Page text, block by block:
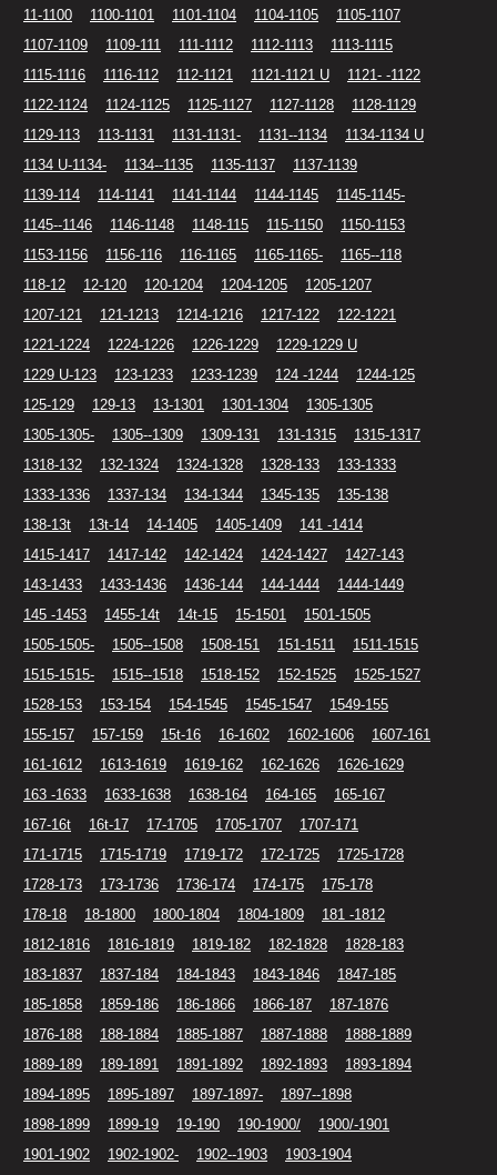
11-1100
1100-1101 1101-1104 1104-1105
1105-1107
1107-1109
1109-111 111-1112 1112-1113
1113-1115
1115-1116
1116-112 112-1121 1121-1121 U
1121- -1122
1122-1124
1124-1125 1125-1127 1127-1128
1128-1129
1129-113
113-1131 1131-1131- 1131--1134
1134-1134 U
1134 U-1134-
1134--1135 1135-1137
1137-1139
1139-114
114-1141 1141-1144 1144-1145
1145-1145-
1145--1146
1146-1148 1148-115 115-1150
1150-1153
1153-1156
1156-116 116-1165 1165-1165-
1165--118
118-12
12-120 120-1204 1204-1205
1205-1207
1207-121
121-1213 1214-1216 1217-122
122-1221
1221-1224
1224-1226 1226-1229
1229-1229 U
1229 U-123
123-1233 1233-1239 124 -1244
1244-125
125-129
129-13 13-1301 1301-1304
1305-1305
1305-1305-
1305--1309 1309-131 131-1315
1315-1317
1318-132
132-1324 1324-1328 1328-133
133-1333
1333-1336
1337-134 134-1344 1345-135
135-138
138-13t
13t-14 14-1405 1405-1409
141 -1414
1415-1417
1417-142 142-1424 1424-1427
1427-143
143-1433
1433-1436 1436-144 144-1444
1444-1449
145 -1453
1455-14t 14t-15 15-1501
1501-1505
1505-1505-
1505--1508 1508-151 151-1511
1511-1515
1515-1515-
1515--1518 1518-152 152-1525
1525-1527
1528-153
153-154 154-1545 1545-1547
1549-155
155-157
157-159 15t-16 16-1602 1602-1606
1607-161
161-1612
1613-1619 1619-162 162-1626
1626-1629
163 -1633
1633-1638 1638-164 164-165
165-167
167-16t
16t-17 17-1705 1705-1707
1707-171
171-1715
1715-1719 1719-172 172-1725
1725-1728
1728-173
173-1736 1736-174 174-175
175-178
178-18
18-1800 1800-1804 1804-1809
181 -1812
1812-1816
1816-1819 1819-182 182-1828
1828-183
183-1837
1837-184 184-1843 1843-1846
1847-185
185-1858
1859-186 186-1866 1866-187
187-1876
1876-188
188-1884 1885-1887 1887-1888
1888-1889
1889-189
189-1891 1891-1892 1892-1893
1893-1894
1894-1895
1895-1897 1897-1897-
1897--1898
1898-1899
1899-19 19-190 190-1900/
1900/-1901
1901-1902
1902-1902- 1902--1903
1903-1904